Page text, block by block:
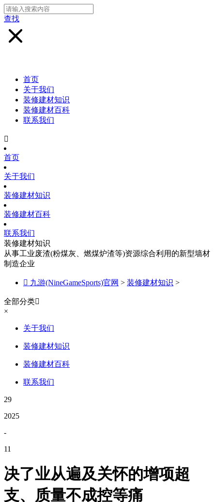
查找
首页
关于我们
装修建材知识
装修建材百科
联系我们

首页
关于我们
装修建材知识
装修建材百科
联系我们
装修建材知识
从事工业废渣(粉煤灰、燃煤炉渣等)资源综合利用的新型墙材
制造企业
 九游(NineGameSports)官网 > 装修建材知识 >
全部分类
×
关于我们
装修建材知识
装修建材百科
联系我们
29
2025
-
11
决了业从遍及关怀的增项超
支、质量不成控等痛